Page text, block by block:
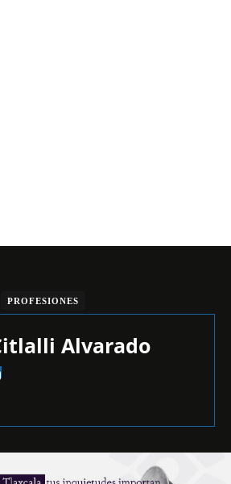
PROFESIONES
Alvarado